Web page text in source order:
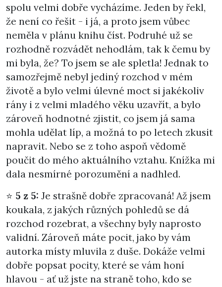
spolu velmi dobře vycházíme. Jeden by řekl,
že není co řešit - i já, a proto jsem vůbec
neměla v plánu knihu číst. Podruhé už se
rozhodně rozvádět nehodlám, tak k čemu by
mi byla, že? To jsem se ale spletla! Jednak to
samozřejmě nebyl jediný rozchod v mém
životě a bylo velmi úlevné moct si jakékoliv
rány i z velmi mladého věku uzavřít, a bylo
zároveň hodnotné zjistit, co jsem já sama
mohla udělat líp, a možná to po letech zkusit
napravit. Nebo se z toho aspoň vědomě
poučit do mého aktuálního vztahu. Knížka mi
dala nesmírné porozumění a nadhled.
⭐ 5 z 5: Je strašně dobře zpracovaná! Až jsem
koukala, z jakých různých pohledů se dá
rozchod rozebrat, a všechny byly naprosto
validní. Zároveň máte pocit, jako by vám
autorka místy mluvila z duše. Dokáže velmi
dobře popsat pocity, které se vám honí
hlavou - ať už jste na straně toho, kdo se